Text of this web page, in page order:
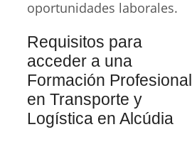
oportunidades laborales.
Requisitos para
acceder a una
Formación Profesional
en Transporte y
Logística en Alcúdia